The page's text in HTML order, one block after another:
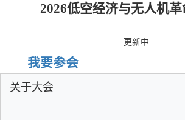
2026低空经济与无人机
更新中
我要参会
关于大会